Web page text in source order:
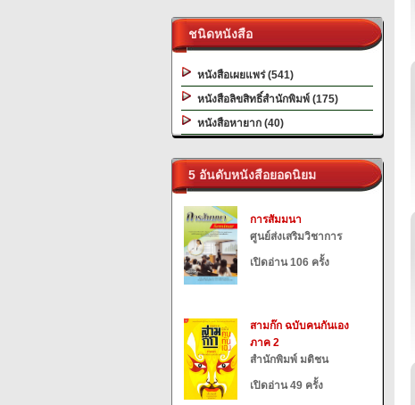
ชนิดหนังสือ
หนังสือเผยแพร่ (541)
หนังสือลิขสิทธิ์สำนักพิมพ์ (175)
หนังสือหายาก (40)
5 อันดับหนังสือยอดนิยม
การสัมมนา
ศูนย์ส่งเสริมวิชาการ
เปิดอ่าน 106 ครั้ง
สามก๊ก ฉบับคนกันเอง
ภาค 2
สำนักพิมพ์ มติชน
เปิดอ่าน 49 ครั้ง